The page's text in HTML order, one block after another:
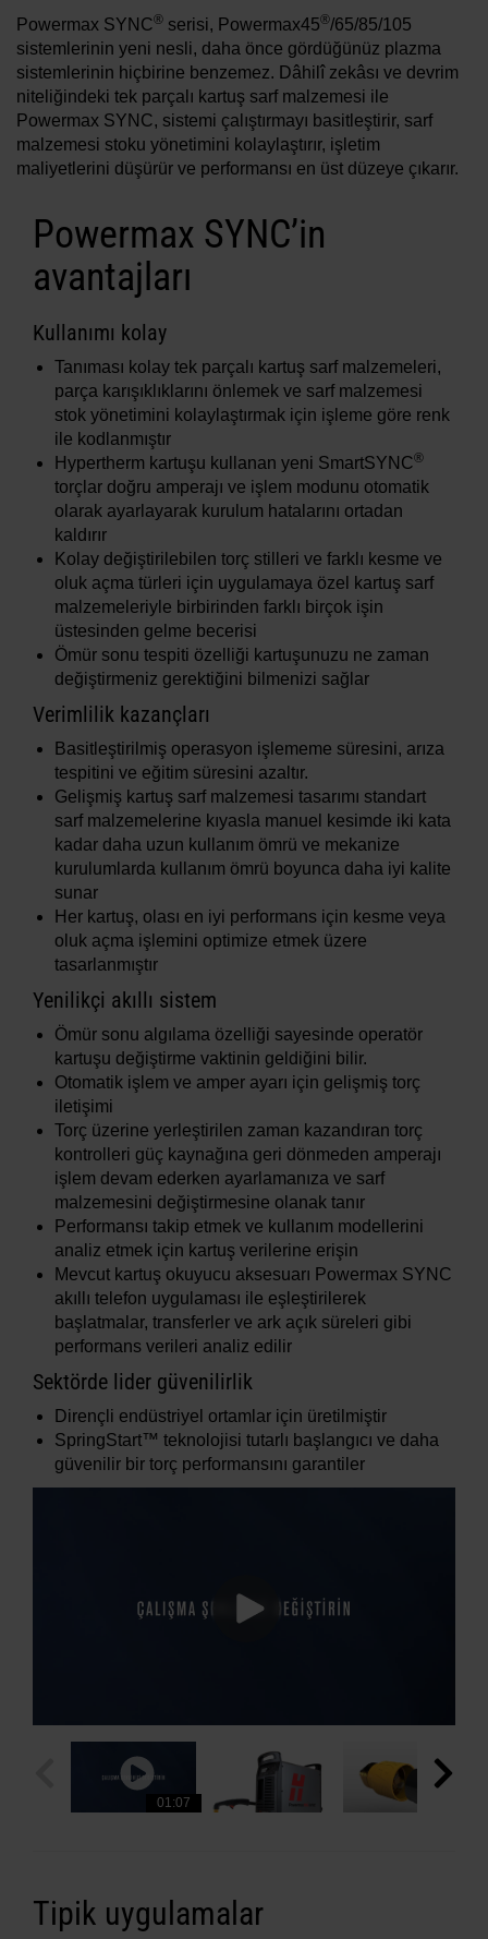
OTURUM AÇ
Hesap Aç
Parolanızı mı unuttunuz?
Çözümler
Kaynaklar
Hakkımızda
Nereden satın alabilirim?
Powermax SYNC® serisi, Powermax45®/65/85/105
sistemlerinin yeni nesli, daha önce gördüğünüz plazma
sistemlerinin hiçbirine benzemez. Dâhilî zekâsı ve devrim
niteliğindeki tek parçalı kartuş sarf malzemesi ile
Powermax SYNC, sistemi çalıştırmayı basitleştirir, sarf
malzemesi stoku yönetimini kolaylaştırır, işletim
maliyetlerini düşürür ve performansı en üst düzeye çıkarır.
Powermax SYNC’in
avantajları
Kullanımı kolay
Tanıması kolay tek parçalı kartuş sarf malzemeleri,
parça karışıklıklarını önlemek ve sarf malzemesi
stok yönetimini kolaylaştırmak için işleme göre renk
ile kodlanmıştır
Hypertherm kartuşu kullanan yeni SmartSYNC®
torçlar doğru amperajı ve işlem modunu otomatik
olarak ayarlayarak kurulum hatalarını ortadan
kaldırır
Kolay değiştirilebilen torç stilleri ve farklı kesme ve
oluk açma türleri için uygulamaya özel kartuş sarf
malzemeleriyle birbirinden farklı birçok işin
üstesinden gelme becerisi
Ömür sonu tespiti özelliği kartuşunuzu ne zaman
değiştirmeniz gerektiğini bilmenizi sağlar
Verimlilik kazançları
Basitleştirilmiş operasyon işlememe süresini, arıza
tespitini ve eğitim süresini azaltır.
Gelişmiş kartuş sarf malzemesi tasarımı standart
sarf malzemelerine kıyasla manuel kesimde iki kata
kadar daha uzun kullanım ömrü ve mekanize
kurulumlarda kullanım ömrü boyunca daha iyi kalite
sunar
Her kartuş, olası en iyi performans için kesme veya
oluk açma işlemini optimize etmek üzere
tasarlanmıştır
Yenilikçi akıllı sistem
Ömür sonu algılama özelliği sayesinde operatör
kartuşu değiştirme vaktinin geldiğini bilir.
Otomatik işlem ve amper ayarı için gelişmiş torç
iletişimi
Torç üzerine yerleştirilen zaman kazandıran torç
kontrolleri güç kaynağına geri dönmeden amperajı
işlem devam ederken ayarlamanıza ve sarf
malzemesini değiştirmesine olanak tanır
Performansı takip etmek ve kullanım modellerini
analiz etmek için kartuş verilerine erişin
Mevcut kartuş okuyucu aksesuarı Powermax SYNC
akıllı telefon uygulaması ile eşleştirilerek
başlatmalar, transferler ve ark açık süreleri gibi
performans verileri analiz edilir
Sektörde lider güvenilirlik
Dirençli endüstriyel ortamlar için üretilmiştir
SpringStart™ teknolojisi tutarlı başlangıcı ve daha
güvenilir bir torç performansını garantiler
01:07
Tipik uygulamalar